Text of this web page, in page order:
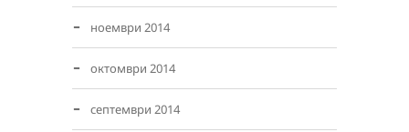
ноември 2014
октомври 2014
септември 2014